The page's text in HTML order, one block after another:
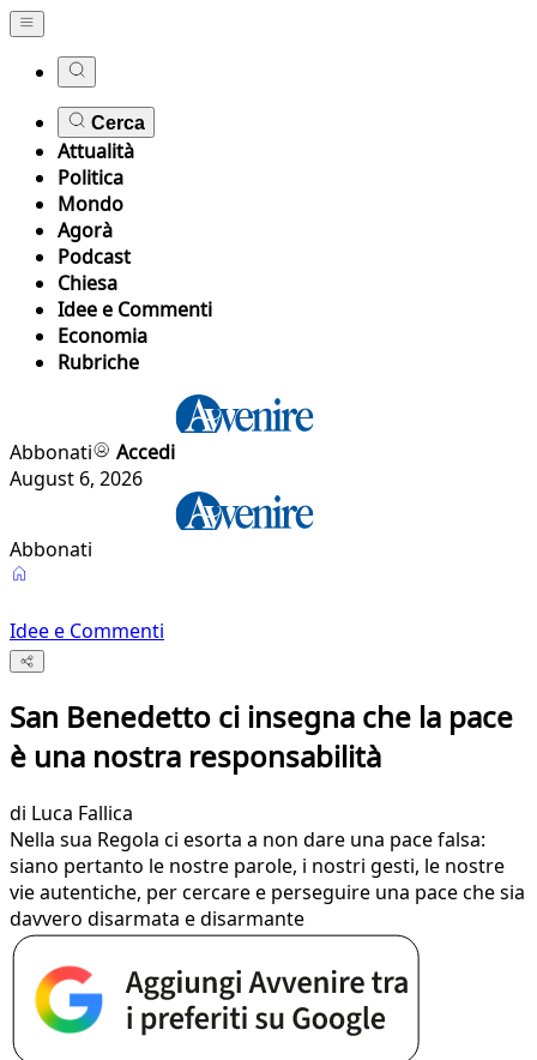
Cerca
Attualità
Politica
Mondo
Agorà
Podcast
Chiesa
Idee e Commenti
Economia
Rubriche
Abbonati
Accedi
August 6, 2026
Abbonati
Idee e Commenti
San Benedetto ci insegna che la pace
è una nostra responsabilità
di Luca Fallica
Nella sua Regola ci esorta a non dare una pace falsa:
siano pertanto le nostre parole, i nostri gesti, le nostre
vie autentiche, per cercare e perseguire una pace che sia
davvero disarmata e disarmante